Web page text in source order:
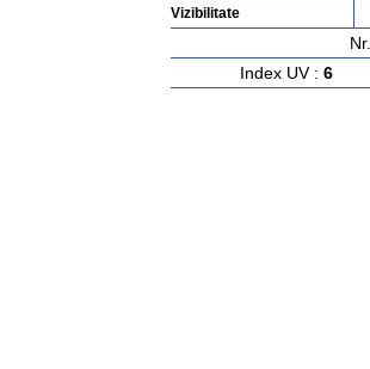
Vizibilitate
Index UV : 6